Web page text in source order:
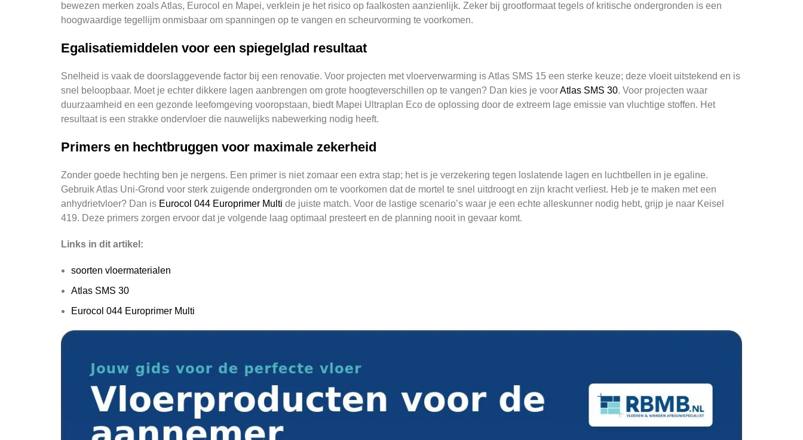
bewezen merken zoals Atlas, Eurocol en Mapei, verklein je het risico op faalkosten aanzienlijk. Zeker bij grootformaat tegels of kritische ondergronden is een
hoogwaardige tegellijm onmisbaar om spanningen op te vangen en scheurvorming te voorkomen.
Egalisatiemiddelen voor een spiegelglad resultaat
Snelheid is vaak de doorslaggevende factor bij een renovatie. Voor projecten met vloerverwarming is Atlas SMS 15 een sterke keuze; deze vloeit uitstekend en is
snel beloopbaar. Moet je echter dikkere lagen aanbrengen om grote hoogteverschillen op te vangen? Dan kies je voorAtlas SMS 30. Voor projecten waar
duurzaamheid en een gezonde leefomgeving vooropstaan, biedt Mapei Ultraplan Eco de oplossing door de extreem lage emissie van vluchtige stoffen. Het
resultaat is een strakke ondervloer die nauwelijks nabewerking nodig heeft.
Primers en hechtbruggen voor maximale zekerheid
Zonder goede hechting ben je nergens. Een primer is niet zomaar een extra stap; het is je verzekering tegen loslatende lagen en luchtbellen in je egaline.
Gebruik Atlas Uni-Grond voor sterk zuigende ondergronden om te voorkomen dat de mortel te snel uitdroogt en zijn kracht verliest. Heb je te maken met een
anhydrietvloer? Dan is Eurocol 044 Europrimer Multi de juiste match. Voor de lastige scenario’s waar je een echte alleskunner nodig hebt, grijp je naar Keisel
419. Deze primers zorgen ervoor dat je volgende laag optimaal presteert en de planning nooit in gevaar komt.
Links in dit artikel:
soorten vloermaterialen
Atlas SMS 30
Eurocol 044 Europrimer Multi